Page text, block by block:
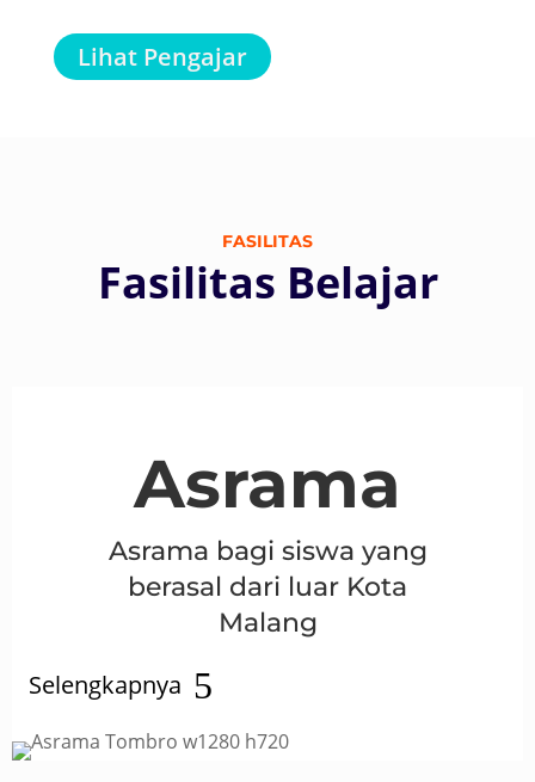
Lihat Pengajar
FASILITAS
Fasilitas Belajar
Asrama
Asrama bagi siswa yang
berasal dari luar Kota
Malang
Selengkapnya